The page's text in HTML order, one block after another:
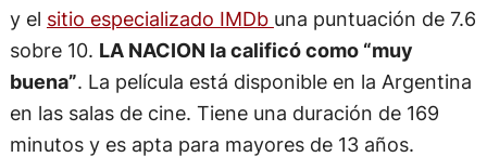
y el sitio especializado IMDb una puntuación de 7.6
sobre 10. LA NACION la calificó como “muy
buena”. La película está disponible en la Argentina
en las salas de cine. Tiene una duración de 169
minutos y es apta para mayores de 13 años.